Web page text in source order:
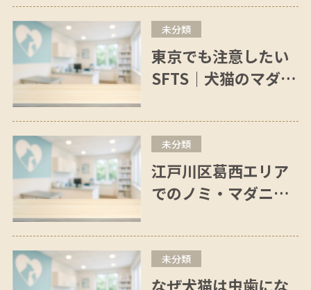
未分類
東京でも注意したい
SFTS｜犬猫のマダニ
めにも重要です
未分類
江戸川区葛西エリア
でのノミ・マダニ・
つから？東京でも通
年予防が必要な理由
未分類
なぜ犬猫は虫歯にな